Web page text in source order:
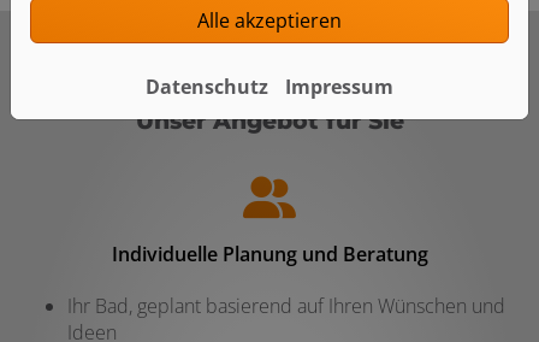
Unser Angebot für Sie
Individuelle Planung und Beratung
Ihr Bad, geplant basierend auf Ihren Wünschen und
Ideen
Alle akzeptieren
Datenschutz Impressum